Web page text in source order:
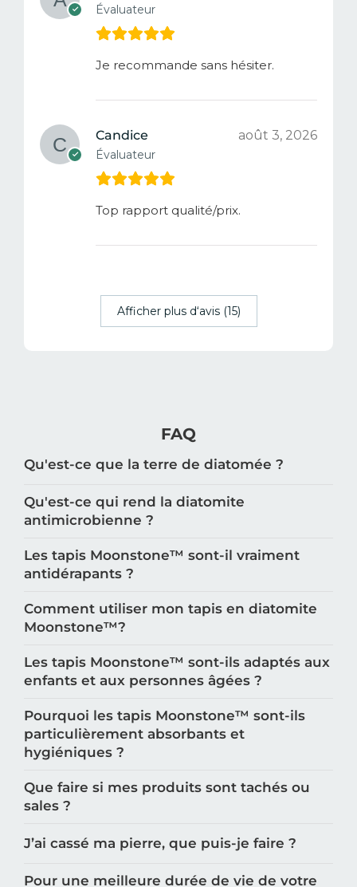
Évaluateur
Je recommande sans hésiter.
Candice
Évaluateur
août 3, 2026
Top rapport qualité/prix.
Afficher plus d‘avis (15)
FAQ
Qu'est-ce que la terre de diatomée ?
Qu'est-ce qui rend la diatomite
antimicrobienne ?
Les tapis Moonstone™️ sont-il vraiment
antidérapants ?
Comment utiliser mon tapis en diatomite
Moonstone™️?
Les tapis Moonstone™️ sont-ils adaptés aux
enfants et aux personnes âgées ?
Pourquoi les tapis Moonstone™️ sont-ils
particulièrement absorbants et
hygiéniques ?
Que faire si mes produits sont tachés ou
sales ?
J’ai cassé ma pierre, que puis-je faire ?
Pour une meilleure durée de vie de votre